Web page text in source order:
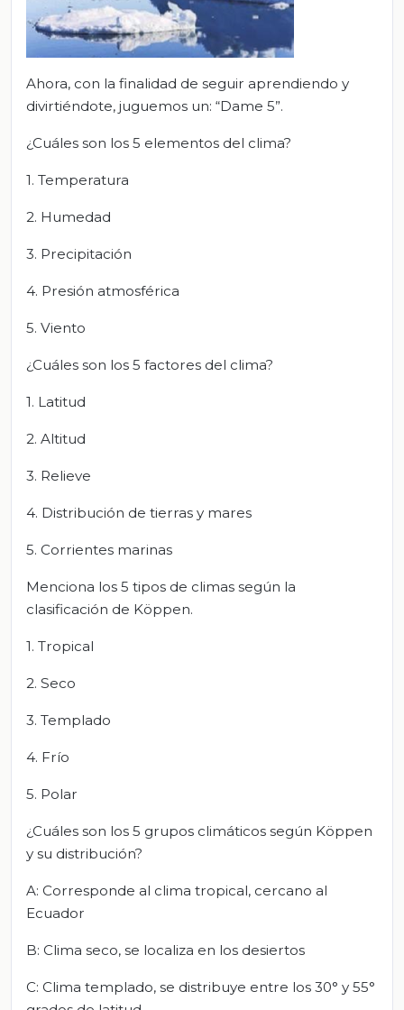
Ahora, con la finalidad de seguir aprendiendo y
divirtiéndote, juguemos un: “Dame 5”.
¿Cuáles son los 5 elementos del clima?
1. Temperatura
2. Humedad
3. Precipitación
4. Presión atmosférica
5. Viento
¿Cuáles son los 5 factores del clima?
1. Latitud
2. Altitud
3. Relieve
4. Distribución de tierras y mares
5. Corrientes marinas
Menciona los 5 tipos de climas según la
clasificación de Köppen.
1. Tropical
2. Seco
3. Templado
4. Frío
5. Polar
¿Cuáles son los 5 grupos climáticos según Köppen
y su distribución?
A: Corresponde al clima tropical, cercano al
Ecuador
B: Clima seco, se localiza en los desiertos
C: Clima templado, se distribuye entre los 30° y 55°